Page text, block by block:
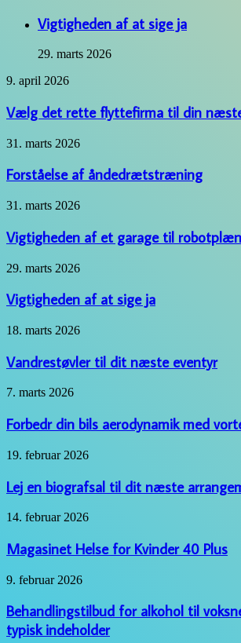
Vigtigheden af at sige ja
29. marts 2026
Vælg
rette
flyttefirma
til
din
flytning
9. april 2026
Vælg det rette flyttefirma til din
Forståelse
åndedrætstræning
31. marts 2026
Forståelse af åndedrætstræning
Vigtigheden
et
garage
til
robotplæneklipper
31. marts 2026
Vigtigheden af et garage til
Vigtigheden
at
sige
ja
29. marts 2026
Vigtigheden af at sige ja
Vandrestøvler
dit
næste
eventyr
18. marts 2026
Vandrestøvler til dit næste eventyr
Forbedr
bils
aerodynamik
med
vortex
7. marts 2026
Forbedr din bils aerodynamik med
Lej
biografsal
til
dit
næste
19. februar 2026
Lej en biografsal til dit næste
Magasinet
for
Kvinder
40
Plus
14. februar 2026
Magasinet Helse for Kvinder 40 Plus
Behandlingstilbud
alkohol
til
voksne,
9. februar 2026
Behandlingstilbud for alkohol til
typisk indeholder